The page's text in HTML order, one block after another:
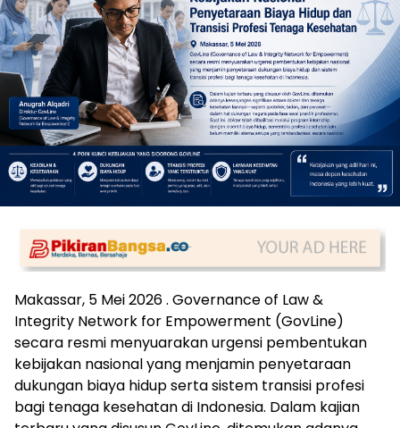
Makassar, 5 Mei 2026 . Governance of Law &
Integrity Network for Empowerment (GovLine)
secara resmi menyuarakan urgensi pembentukan
kebijakan nasional yang menjamin penyetaraan
dukungan biaya hidup serta sistem transisi profesi
bagi tenaga kesehatan di Indonesia. Dalam kajian